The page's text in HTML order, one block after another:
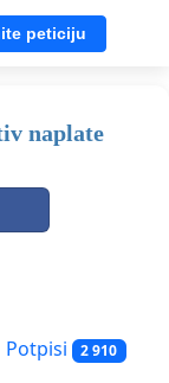
peticiju
naplate
Potpisi 2 910